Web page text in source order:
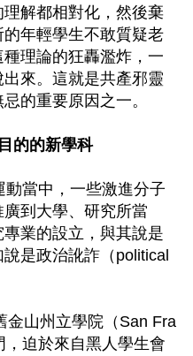
解都相對化，然後棄
年輕學生不敢質疑老
理論的狂轟濫炸，一
來。這就是共產邪靈
的重要原因之一。
的的新學科
當中，一些激進分子
到大學、研究所當
業的設立，與其說是
是政治訛詐（political
金山州立學院（San Fra
迫於來自黑人學生會